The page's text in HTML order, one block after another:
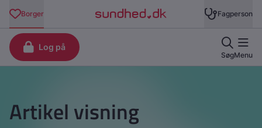
Artikel visning